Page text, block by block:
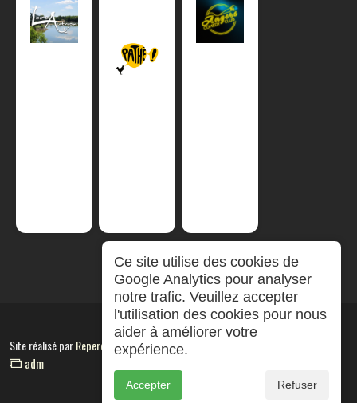
Site réalisé parRepereCom
adm
Ce site utilise des cookies de
Google Analytics pour analyser
notre trafic. Veuillez accepter
l'utilisation des cookies pour nous
aider à améliorer votre
expérience.
Accepter Refuser